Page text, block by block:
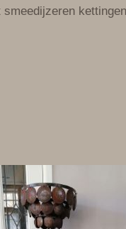
smeedijzeren